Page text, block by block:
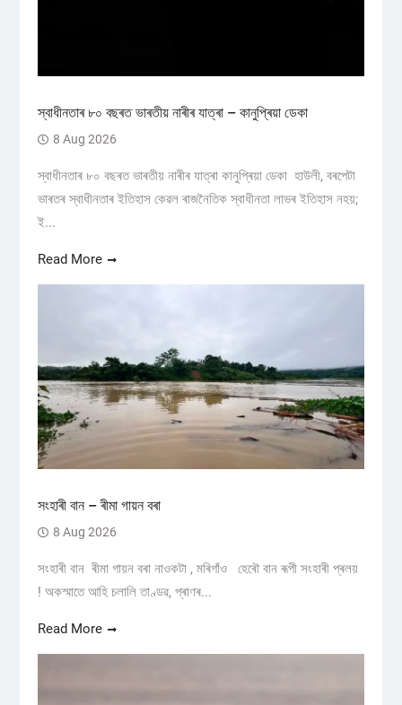
স্বাধীনতাৰ ৮০ বছৰত ভাৰতীয় নাৰীৰ যাত্ৰা – কানুপ্ৰিয়া ডেকা
8 Aug 2026
স্বাধীনতাৰ ৮০ বছৰত ভাৰতীয় নাৰীৰ যাত্ৰা কানুপ্ৰিয়া ডেকা হাউলী, বৰপেটা
ভাৰতৰ স্বাধীনতাৰ ইতিহাস কেৱল ৰাজনৈতিক স্বাধীনতা লাভৰ ইতিহাস নহয়;
ই...
Read More
সংহাৰী বান – ৰীমা গায়ন বৰা
8 Aug 2026
সংহাৰী বান ৰীমা গায়ন বৰা নাওকটা , মৰিগাঁও হেৰৌ বান ৰূপী সংহাৰী প্ৰলয়
! অকস্মাতে আহি চলালি তাণ্ডৱ, প্ৰাণৰ...
Read More